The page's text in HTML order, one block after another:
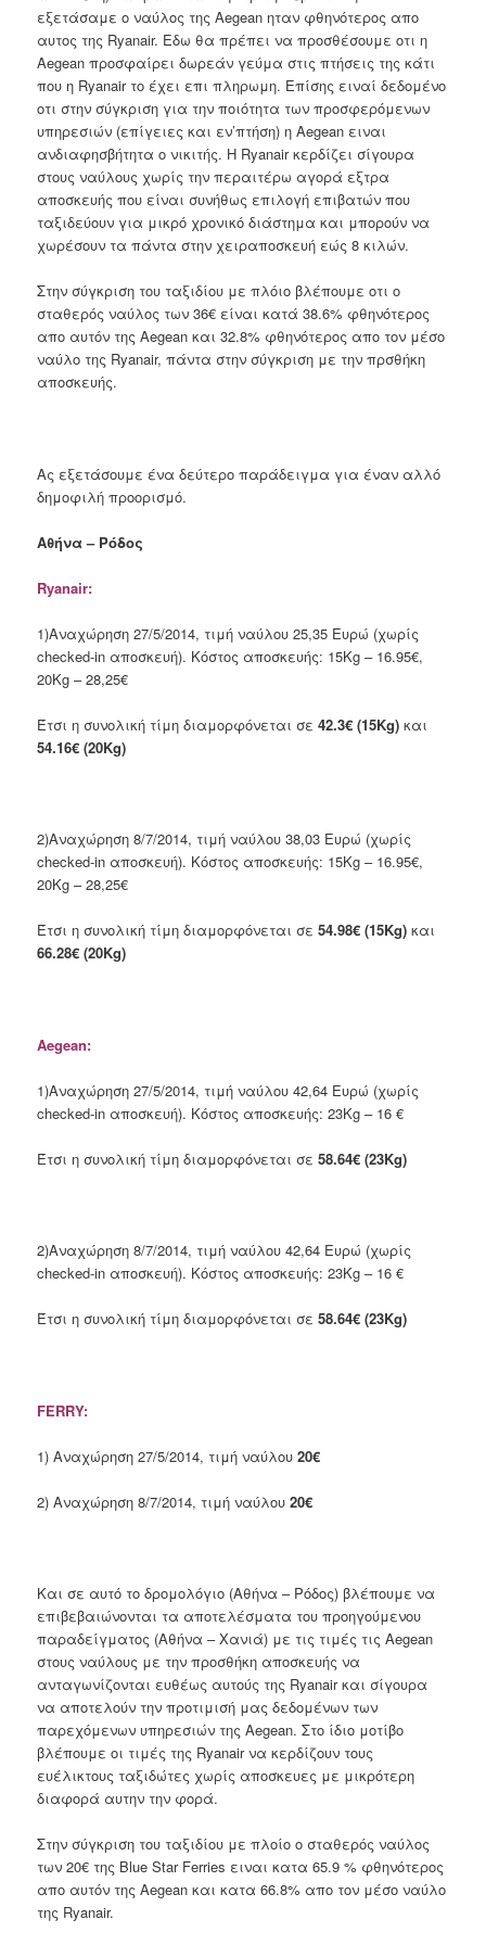
εξετάσαμε ο ναύλος της Aegean ηταν φθηνότερος απο
αυτος της Ryanair. Εδω θα πρέπει να προσθέσουμε οτι η
Aegean προσφαίρει δωρεάν γεύμα στις πτήσεις της κάτι
που η Ryanair το έχει επι πληρωμη. Επίσης ειναί δεδομένο
οτι στην σύγκριση για την ποιότητα των προσφερόμενων
υπηρεσιών (επίγειες και εν’πτήση) η Aegean ειναι
ανδιαφησβήτητα ο νικιτής. Η Ryanair κερδίζει σίγουρα
στους ναύλους χωρίς την περαιτέρω αγορά εξτρα
αποσκευής που είναι συνήθως επιλογή επιβατών που
ταξιδεύουν για μικρό χρονικό διάστημα και μπορούν να
χωρέσουν τα πάντα στην χειραποσκευή εώς 8 κιλών.
Στην σύγκριση του ταξιδίου με πλόιο βλέπουμε οτι ο
σταθερός ναύλος των 36€ είναι κατά 38.6% φθηνότερος
απο αυτόν της Aegean και 32.8% φθηνότερος απο τον μέσο
ναύλο της Ryanair, πάντα στην σύγκριση με την πρσθήκη
αποσκευής.
Ας εξετάσουμε ένα δεύτερο παράδειγμα για έναν αλλό
δημοφιλή προορισμό.
Αθήνα – Ρόδος
Ryanair:
1)Αναχώρηση 27/5/2014, τιμή ναύλου 25,35 Ευρώ (χωρίς
checked-in αποσκευή). Κόστος αποσκευής: 15Kg – 16.95€,
20Kg – 28,25€
Έτσι η συνολική τίμη διαμορφόνεται σε42.3€ (15Kg) και
54.16€ (20Kg)
2)Αναχώρηση 8/7/2014, τιμή ναύλου 38,03 Ευρώ (χωρίς
checked-in αποσκευή). Κόστος αποσκευής: 15Kg – 16.95€,
20Kg – 28,25€
Έτσι η συνολική τίμη διαμορφόνεται σε54.98€ (15Kg) και
66.28€ (20Kg)
Aegean:
1)Αναχώρηση 27/5/2014, τιμή ναύλου 42,64 Ευρώ (χωρίς
checked-in αποσκευή). Κόστος αποσκευής: 23Kg – 16 €
Έτσι η συνολική τίμη διαμορφόνεται σε58.64€ (23Kg)
2)Αναχώρηση 8/7/2014, τιμή ναύλου 42,64 Ευρώ (χωρίς
checked-in αποσκευή). Κόστος αποσκευής: 23Kg – 16 €
Έτσι η συνολική τίμη διαμορφόνεται σε58.64€ (23Kg)
FERRY:
1) Αναχώρηση 27/5/2014, τιμή ναύλου20€
2) Αναχώρηση 8/7/2014, τιμή ναύλου20€
Και σε αυτό το δρομολόγιο (Αθήνα – Ρόδος) βλέπουμε να
επιβεβαιώνονται τα αποτελέσματα του προηγούμενου
παραδείγματος (Αθήνα – Χανιά) με τις τιμές τις Aegean
στους ναύλους με την προσθήκη αποσκευής να
ανταγωνίζονται ευθέως αυτούς της Ryanair και σίγουρα
να αποτελούν την προτιμισή μας δεδομένων των
παρεχόμενων υπηρεσιών της Aegean. Στο ίδιο μοτίβο
βλέπουμε οι τιμές της Ryanair να κερδίζουν τους
ευέλικτους ταξιδώτες χωρίς αποσκευες με μικρότερη
διαφορά αυτην την φορά.
Στην σύγκριση του ταξιδίου με πλοίο ο σταθερός ναύλος
των 20€ της Blue Star Ferries ειναι κατα 65.9 % φθηνότερος
απο αυτόν της Aegean και κατα 66.8% απο τον μέσο ναύλο
της Ryanair.